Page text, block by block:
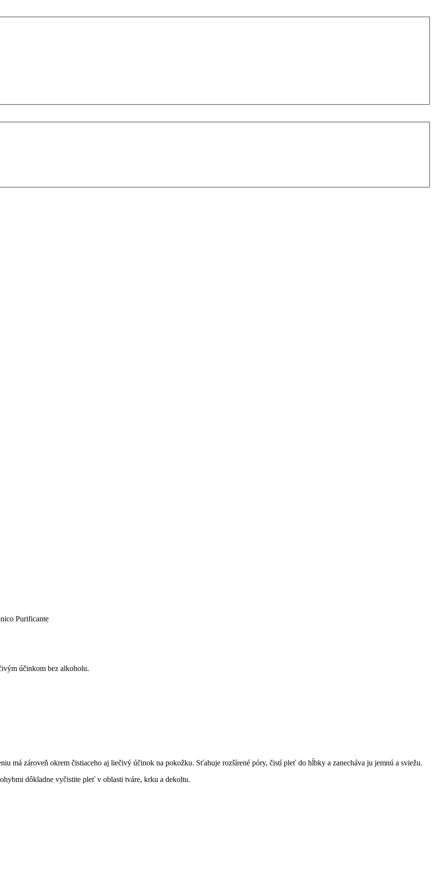
Purificante
účinkom bez alkoholu.
má zároveň okrem čistiaceho aj liečivý účinok na pokožku. Sťahuje rozšírené póry, čistí pleť do hĺbky a zanecháva ju jemnú a sviežu.
dôkladne vyčistite pleť v oblasti tváre, krku a dekoltu.